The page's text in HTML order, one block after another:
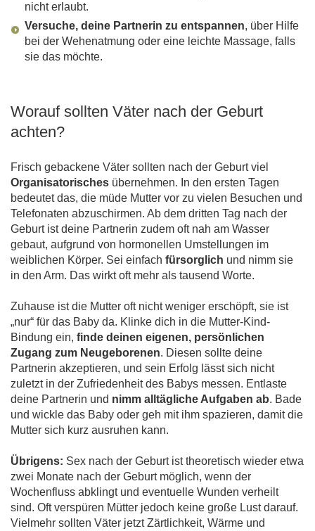
nicht erlaubt.
Versuche, deine Partnerin zu entspannen, über Hilfe
bei der Wehenatmung oder eine leichte Massage, falls
sie das möchte.
Worauf sollten Väter nach der Geburt
achten?
Frisch gebackene Väter sollten nach der Geburt viel
Organisatorisches übernehmen. In den ersten Tagen
bedeutet das, die müde Mutter vor zu vielen Besuchen und
Telefonaten abzuschirmen. Ab dem dritten Tag nach der
Geburt ist deine Partnerin zudem oft nah am Wasser
gebaut, aufgrund von hormonellen Umstellungen im
weiblichen Körper. Sei einfach fürsorglich und nimm sie
in den Arm. Das wirkt oft mehr als tausend Worte.
Zuhause ist die Mutter oft nicht weniger erschöpft, sie ist
„nur“ für das Baby da. Klinke dich in die Mutter-Kind-
Bindung ein, finde deinen eigenen, persönlichen
Zugang zum Neugeborenen. Diesen sollte deine
Partnerin akzeptieren, und sein Erfolg lässt sich nicht
zuletzt in der Zufriedenheit des Babys messen. Entlaste
deine Partnerin und nimm alltägliche Aufgaben ab. Bade
und wickle das Baby oder geh mit ihm spazieren, damit die
Mutter sich kurz ausruhen kann.
Übrigens: Sex nach der Geburt ist theoretisch wieder etwa
zwei Monate nach der Geburt möglich, wenn der
Wochenfluss abklingt und eventuelle Wunden verheilt
sind. Oft verspüren Mütter jedoch keine große Lust darauf.
Vielmehr sollten Väter jetzt Zärtlichkeit, Wärme und